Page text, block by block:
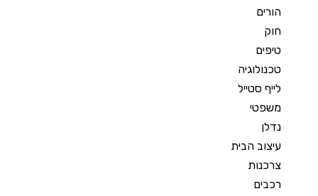
הורים
חוק
טיפים
טכנולוגיה
לייף סטייל
משפטי
נדלן
עיצוב הבית
צרכנות
רכבים